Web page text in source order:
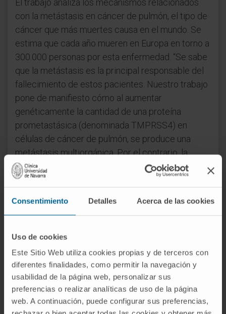
Consentimiento Detalles Acerca de las cookies
Uso de cookies
Este Sitio Web utiliza cookies propias y de terceros con
diferentes finalidades, como permitir la navegación y
usabilidad de la página web, personalizar sus
preferencias o realizar analíticas de uso de la página
web. A continuación, puede configurar sus preferencias,
con la metástasis en cáncer de pulmón, el tipo de
cáncer que más muertes causa en el mundo. Se
estima que cada año mueren en Europa en torno a
300.000 personas por esta enfermedad. “Se sabe
que la metástasis es la principal responsable del
fallecimiento de estos pacientes. Nuestro trabajo
pone de manifiesto cómo al aumentar
genéticamente la cantidad de una proteína
prometastásica (denominada TMPRSS4) en
células de cáncer de pulmón, se produce una
metástasis multiorgánica. Por el contrario, la
inhibición de esta proteína dificulta el desarrollo
tumoral”, explica. Francisco Expósito. Estos
dirigida por el Dr. Alfonso Calvo, en elPrograma
Departamento de Histología de la Universidad de
Navarra.
Por otra parte, el trabajo demuestra que la
ausencia de esta proteína favorece la actuación
de la quimioterapia en modelos animales de
cáncer de pulmón, lo que sugiere que la inhibición